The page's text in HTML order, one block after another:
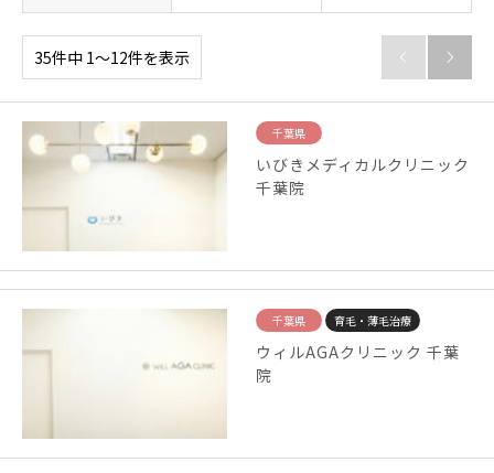
35件中 1〜12件を表示  
千葉県
いびきメディカルクリニック
千葉院
千葉県 育毛・薄毛治療
ウィルAGAクリニック 千葉
院